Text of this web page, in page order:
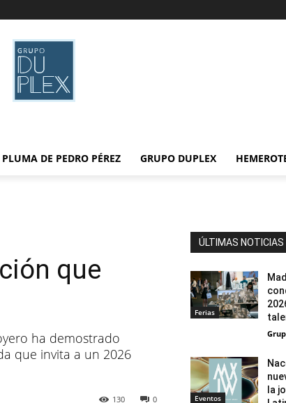
DE PEDRO PÉREZ GRUPO DUPLEX
que
ha demostrado
que invita a un 2026
0
130
ÚLTIMAS NOTICIAS
Ferias
Eventos
la